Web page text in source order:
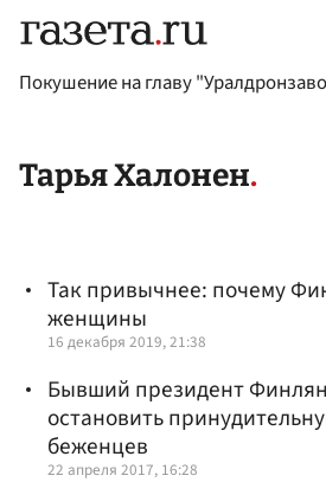
Покушение на главу
Тарья Халонен
Так привычнее: почему
женщины
16 декабря 2019, 21:38
Бывший президент
остановить
беженцев
22 апреля 2017, 16:28